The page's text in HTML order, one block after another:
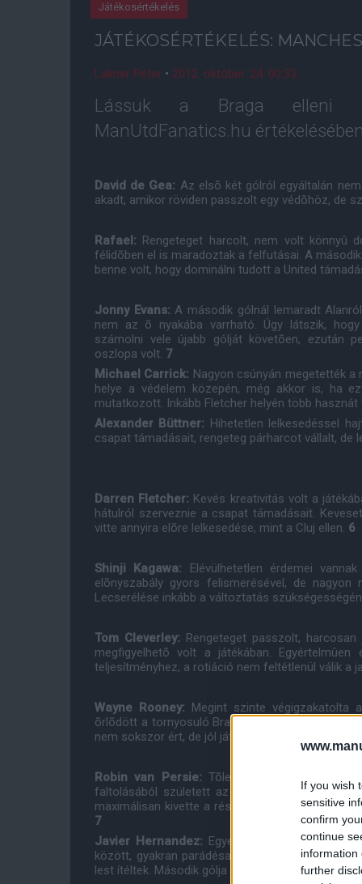
If you wish
sensitive
confirm
continue
information
further
Játékosértékelés
JÁTÉKOSÉRTÉKELÉS:
Lakner Péter • 2012. október. 24. 00:33
Lássuk a Braga elleni
ManUtdFanatics.hu
David de Gea: Az elsõ két gólról egyáltalán
akadt, amikor röviden passzolt egy védõhöz, de
Rafael: Rengeteget harcolt, nem volt könnyû
félidõben el is maradoztak a felfutásai. A
benne volt, hogy dominálni tudott a United
Jonny Evans:A második gólnál lemaradt
nem az õ nyakába varrható. Úgy látszik,
számolni vele újabb gólját követõen, ezután
oszlopa volt. 7
Michael Carrick: Nagyon csúnyán megetették
helye a védelem közepén, még akkor is, ha
mutatkozott. Inkább Fletcher helyén több
Alexander Büttner: Hihetetlen lelkesedéssel
csapat támadásait, rengeteg párharcot vállalt, de
Darren Fletcher: Kevés kreativitás volt a
hátulról szerveznie a csapat támadásait.
vitte annyira elõre lelkesedése, mint a Cluj ellen. 6
Shinji Kagawa: Elévülhetetlen érdemei
elõnyszabály gyors felismerésével, de
Lecserélése inkább a változtatás
Tom Cleverley: Rengeteget passzolt,
megfigyelhetõ volt a játékában.
teljesítményhez, a rotiáció nem feltétlenül válik a
Wayne Rooney: Megint szinte végigzakatolta
õrlõdött a tornyosuló Braga-védõk között is. A
nem sokszor ért, de jól játszott az este
Robin van Persie:Tõle mindig lehet valami
faltolásából született az elsõ hazai gól is. Egy
maximálisan kivette a részét a mezõnybõl,
7
Javier Hernandez: Egyértelmûen élt a
között, gyakran parádésan mozdult el a
lest ítéltek. Második gólja élményszámba ment,